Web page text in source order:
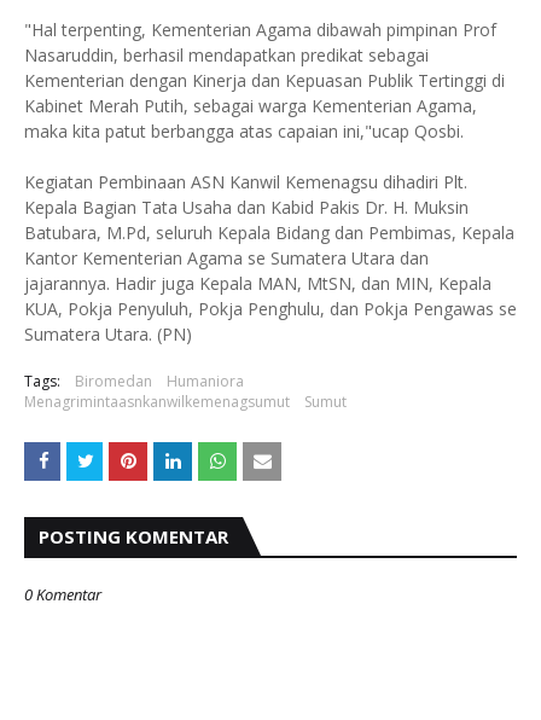
"Hal terpenting, Kementerian Agama dibawah pimpinan Prof
Nasaruddin, berhasil mendapatkan predikat sebagai
Kementerian dengan Kinerja dan Kepuasan Publik Tertinggi di
Kabinet Merah Putih, sebagai warga Kementerian Agama,
maka kita patut berbangga atas capaian ini,"ucap Qosbi.
Kegiatan Pembinaan ASN Kanwil Kemenagsu dihadiri Plt.
Kepala Bagian Tata Usaha dan Kabid Pakis Dr. H. Muksin
Batubara, M.Pd, seluruh Kepala Bidang dan Pembimas, Kepala
Kantor Kementerian Agama se Sumatera Utara dan
jajarannya. Hadir juga Kepala MAN, MtSN, dan MIN, Kepala
KUA, Pokja Penyuluh, Pokja Penghulu, dan Pokja Pengawas se
Sumatera Utara. (PN)
Tags: Biromedan
Humaniora
Menagrimintaasnkanwilkemenagsumut
Sumut
POSTING KOMENTAR
0 Komentar